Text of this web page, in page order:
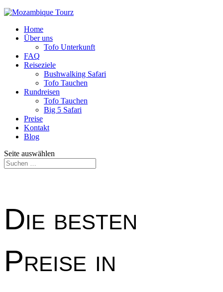
Home
Über uns
Tofo Unterkunft
FAQ
Reiseziele
Bushwalking Safari
Tofo Tauchen
Rundreisen
Tofo Tauchen
Big 5 Safari
Preise
Kontakt
Blog
Seite auswählen
Die besten
Preise in